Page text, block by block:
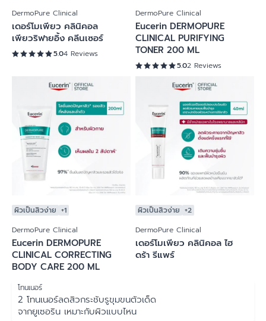
DermoPure Clinical
เดอร์โมเพียว คลินิคอล
เพียวริฟายอิ้ง คลีนเซอร์
5.04 Reviews
DermoPure Clinical
Eucerin DERMOPURE
CLINICAL PURIFYING
TONER 200 ML
5.02 Reviews
ผิวเป็นสิวง่าย +1
DermoPure Clinical
Eucerin DERMOPURE
CLINICAL CORRECTING
BODY CARE 200 ML
ผิวเป็นสิวง่าย +2
DermoPure Clinical
เดอร์โมเพียว คลินิคอล ไฮ
ดร้า รีแพร์
โทนเนอร์
2 โทนเนอร์ลดสิวกระชับรูขุมขนตัวเด็ด
จากยูเซอริน เหมาะกับผิวแบบไหน